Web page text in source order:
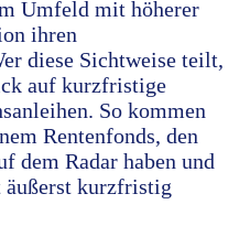
Umfeld mit höherer
ihren
diese Sichtweise teilt,
auf kurzfristige
So kommen
Rentenfonds, den
dem Radar haben und
äußerst kurzfristig